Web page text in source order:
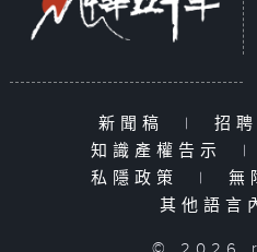
新聞稿 | 招聘
知識產權告示
|
私隱政策
| 無
其他語言